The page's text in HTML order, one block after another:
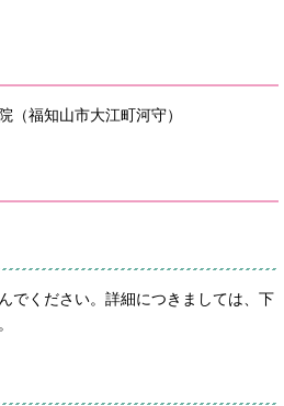
福知山市大江町河守）
でください。詳細につきましては、下